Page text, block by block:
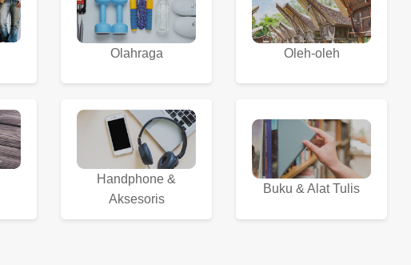
Olahraga Oleh-oleh
Handphone &
Aksesoris
Buku & Alat Tulis